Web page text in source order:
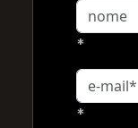
*
*